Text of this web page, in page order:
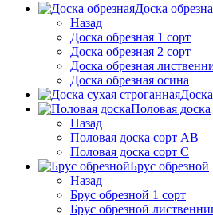
Доска
Назад
Доска обрезная 1 сорт
Доска обрезная 2 сорт
Доска обрезная
Доска обрезная осина
Половая доска
Назад
Половая доска сорт АВ
Половая доска сорт С
Брус обрезной
Назад
Брус обрезной 1 сорт
Брус обрезной